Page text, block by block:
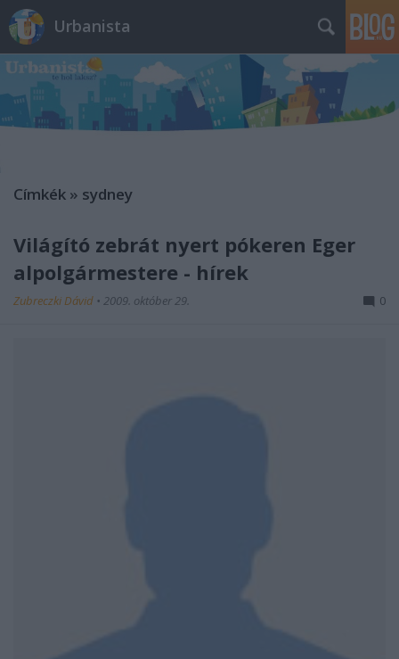
Urbanista
Címkék » sydney
Világító zebrát nyert pókeren Eger
alpolgármestere - hírek
Zubreczki Dávid • 2009. október 29. 0